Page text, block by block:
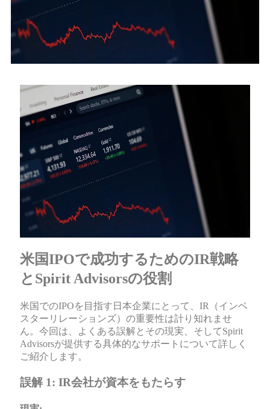
米国IPOで成功するためのIR戦略
とSpirit Advisorsの役割
米国でのIPOを目指す日本企業にとって、IR（インベ
スターリレーションズ）の重要性は計り知れませ
ん。今回は、よくある誤解とその現実、そしてSpirit
Advisorsが提供する具体的なサポートについて詳しく
ご紹介します。
誤解 1: IR会社が資本をもたらす